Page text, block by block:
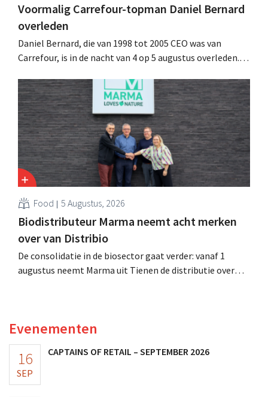
Voormalig Carrefour-topman Daniel Bernard
overleden
Daniel Bernard, die van 1998 tot 2005 CEO was van
Carrefour, is in de nacht van 4 op 5 augustus overleden.
retailer, realiseerde de fusie met Promodès en nam
toenmalig Belgisch marktleider GB over.
Food 5 Augustus, 2026
Biodistributeur Marma neemt acht merken
over van Distribio
De consolidatie in de biosector gaat verder: vanaf 1
augustus neemt Marma uit Tienen de distributie over
Evenementen
16
SEP
CAPTAINS OF RETAIL – SEPTEMBER 2026